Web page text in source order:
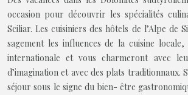
occasion pour découvrir les spécialités
Sciliar. Les cuisiniers des hôtels de l’Alpe de
sagement les influences de la cuisine
internationale et vous charmeront avec
d’imagination et avec des plats traditionnaux.
séjour sous le signe du bien- être